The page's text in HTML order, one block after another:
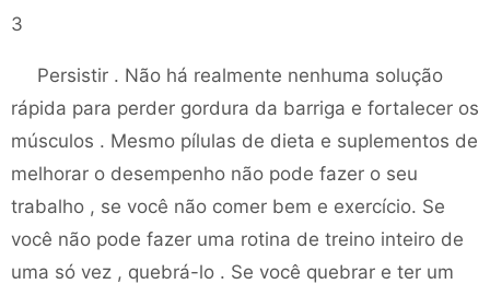
3
Persistir . Não há realmente nenhuma solução
rápida para perder gordura da barriga e fortalecer os
músculos . Mesmo pílulas de dieta e suplementos de
melhorar o desempenho não pode fazer o seu
trabalho , se você não comer bem e exercício. Se
você não pode fazer uma rotina de treino inteiro de
uma só vez , quebrá-lo . Se você quebrar e ter um